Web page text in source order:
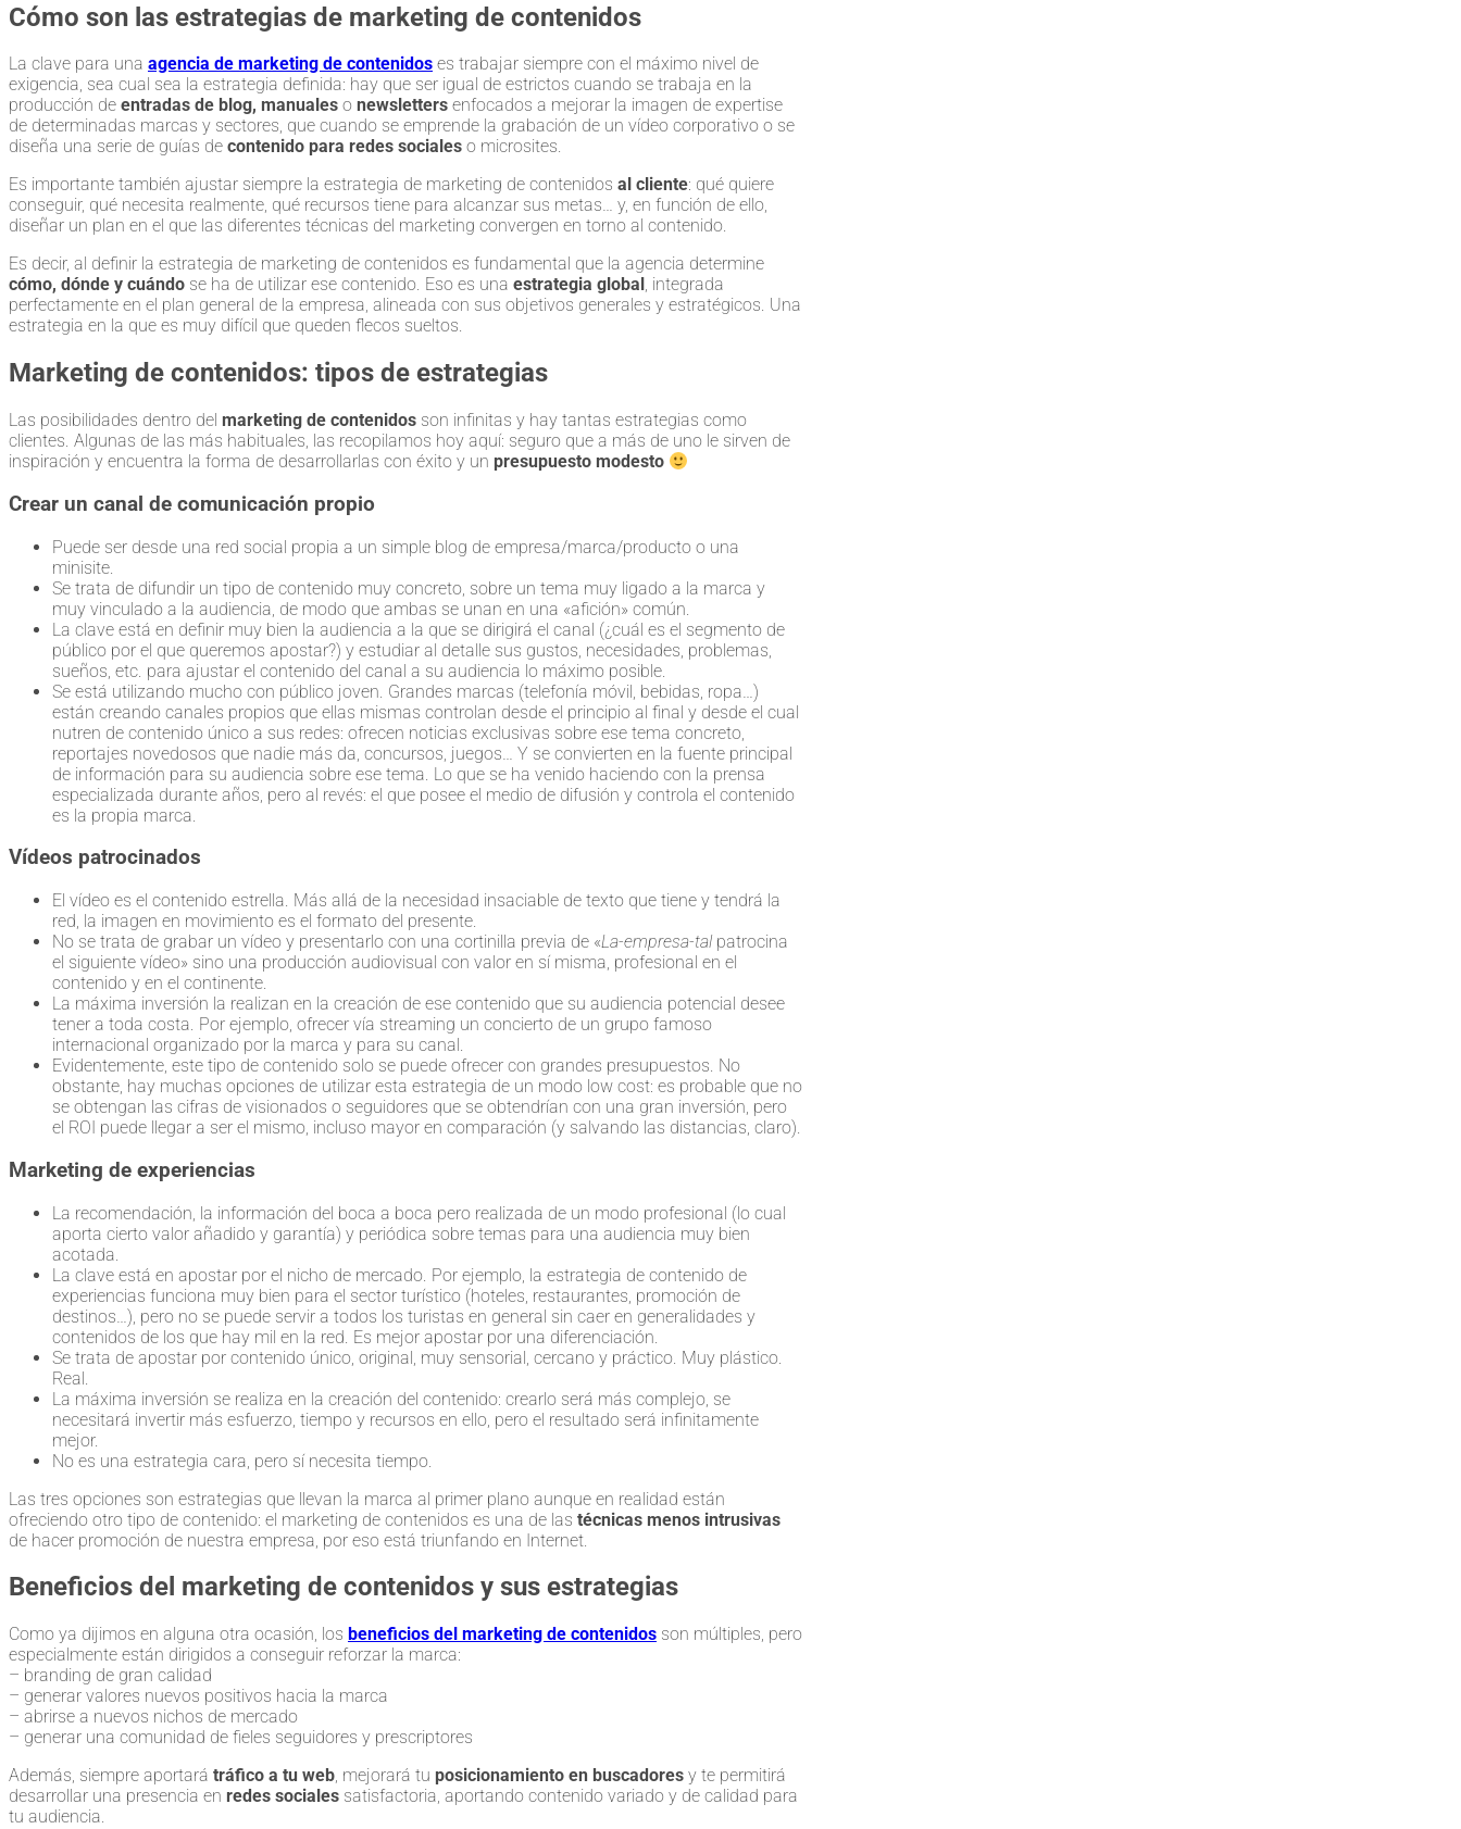
Cómo son las estrategias de marketing de contenidos
La clave para una agencia de marketing de contenidos es trabajar siempre con el máximo nivel de
exigencia, sea cual sea la estrategia definida: hay que ser igual de estrictos cuando se trabaja en la
producción de entradas de blog, manuales o newsletters enfocados a mejorar la imagen de expertise
de determinadas marcas y sectores, que cuando se emprende la grabación de un vídeo corporativo o se
diseña una serie de guías de contenido para redes sociales o microsites.
Es importante también ajustar siempre la estrategia de marketing de contenidos al cliente: qué quiere
conseguir, qué necesita realmente, qué recursos tiene para alcanzar sus metas… y, en función de ello,
diseñar un plan en el que las diferentes técnicas del marketing convergen en torno al contenido.
Es decir, al definir la estrategia de marketing de contenidos es fundamental que la agencia determine
cómo, dónde y cuándo se ha de utilizar ese contenido. Eso es una estrategia global , integrada
perfectamente en el plan general de la empresa, alineada con sus objetivos generales y estratégicos. Una
estrategia en la que es muy difícil que queden flecos sueltos.
Marketing de contenidos: tipos de estrategias
Las posibilidades dentro del marketing de contenidos son infinitas y hay tantas estrategias como
clientes. Algunas de las más habituales, las recopilamos hoy aquí: seguro que a más de uno le sirven de
inspiración y encuentra la forma de desarrollarlas con éxito y un presupuesto modesto
Crear un canal de comunicación propio
Puede ser desde una red social propia a un simple blog de empresa/marca/producto o una
minisite.
Se trata de difundir un tipo de contenido muy concreto, sobre un tema muy ligado a la marca y
muy vinculado a la audiencia, de modo que ambas se unan en una «afición» común.
La clave está en definir muy bien la audiencia a la que se dirigirá el canal (¿cuál es el segmento de
público por el que queremos apostar?) y estudiar al detalle sus gustos, necesidades, problemas,
sueños, etc. para ajustar el contenido del canal a su audiencia lo máximo posible.
Se está utilizando mucho con público joven. Grandes marcas (telefonía móvil, bebidas, ropa…)
están creando canales propios que ellas mismas controlan desde el principio al final y desde el cual
nutren de contenido único a sus redes: ofrecen noticias exclusivas sobre ese tema concreto,
reportajes novedosos que nadie más da, concursos, juegos… Y se convierten en la fuente principal
de información para su audiencia sobre ese tema. Lo que se ha venido haciendo con la prensa
especializada durante años, pero al revés: el que posee el medio de difusión y controla el contenido
es la propia marca.
Vídeos patrocinados
El vídeo es el contenido estrella. Más allá de la necesidad insaciable de texto que tiene y tendrá la
red, la imagen en movimiento es el formato del presente.
No se trata de grabar un vídeo y presentarlo con una cortinilla previa de «La-empresa-talpatrocina
el siguiente vídeo» sino una producción audiovisual con valor en sí misma, profesional en el
contenido y en el continente.
La máxima inversión la realizan en la creación de ese contenido que su audiencia potencial desee
tener a toda costa. Por ejemplo, ofrecer vía streaming un concierto de un grupo famoso
internacional organizado por la marca y para su canal.
Evidentemente, este tipo de contenido solo se puede ofrecer con grandes presupuestos. No
obstante, hay muchas opciones de utilizar esta estrategia de un modo low cost: es probable que no
se obtengan las cifras de visionados o seguidores que se obtendrían con una gran inversión, pero
el ROI puede llegar a ser el mismo, incluso mayor en comparación (y salvando las distancias, claro).
Marketing de experiencias
La recomendación, la información del boca a boca pero realizada de un modo profesional (lo cual
aporta cierto valor añadido y garantía) y periódica sobre temas para una audiencia muy bien
acotada.
La clave está en apostar por el nicho de mercado. Por ejemplo, la estrategia de contenido de
experiencias funciona muy bien para el sector turístico (hoteles, restaurantes, promoción de
destinos…), pero no se puede servir a todos los turistas en general sin caer en generalidades y
contenidos de los que hay mil en la red. Es mejor apostar por una diferenciación.
Se trata de apostar por contenido único, original, muy sensorial, cercano y práctico. Muy plástico.
Real.
La máxima inversión se realiza en la creación del contenido: crearlo será más complejo, se
necesitará invertir más esfuerzo, tiempo y recursos en ello, pero el resultado será infinitamente
mejor.
No es una estrategia cara, pero sí necesita tiempo.
Las tres opciones son estrategias que llevan la marca al primer plano aunque en realidad están
ofreciendo otro tipo de contenido: el marketing de contenidos es una de las técnicas menos intrusivas
de hacer promoción de nuestra empresa, por eso está triunfando en Internet.
Beneficios del marketing de contenidos y sus estrategias
Como ya dijimos en alguna otra ocasión, los beneficios del marketing de contenidos son múltiples, pero
especialmente están dirigidos a conseguir reforzar la marca:
– branding de gran calidad
– generar valores nuevos positivos hacia la marca
– abrirse a nuevos nichos de mercado
– generar una comunidad de fieles seguidores y prescriptores
Además, siempre aportará tráfico a tu web, mejorará tu posicionamiento en buscadores y te permitirá
desarrollar una presencia en redes sociales satisfactoria, aportando contenido variado y de calidad para
tu audiencia.